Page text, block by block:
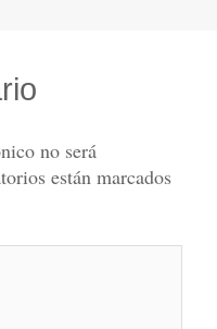
no será
están marcados